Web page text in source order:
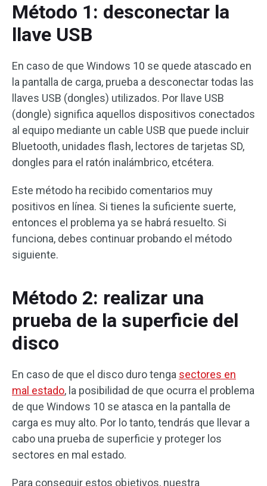
Método 1: desconectar la
llave USB
En caso de que Windows 10 se quede atascado en
la pantalla de carga, prueba a desconectar todas las
llaves USB (dongles) utilizados. Por llave USB
(dongle) significa aquellos dispositivos conectados
al equipo mediante un cable USB que puede incluir
Bluetooth, unidades flash, lectores de tarjetas SD,
dongles para el ratón inalámbrico, etcétera.
Este método ha recibido comentarios muy
positivos en línea. Si tienes la suficiente suerte,
entonces el problema ya se habrá resuelto. Si
funciona, debes continuar probando el método
siguiente.
Método 2: realizar una
prueba de la superficie del
disco
En caso de que el disco duro tenga sectores en
mal estado, la posibilidad de que ocurra el problema
de que Windows 10 se atasca en la pantalla de
carga es muy alto. Por lo tanto, tendrás que llevar a
cabo una prueba de superficie y proteger los
sectores en mal estado.
Para conseguir estos objetivos, nuestra